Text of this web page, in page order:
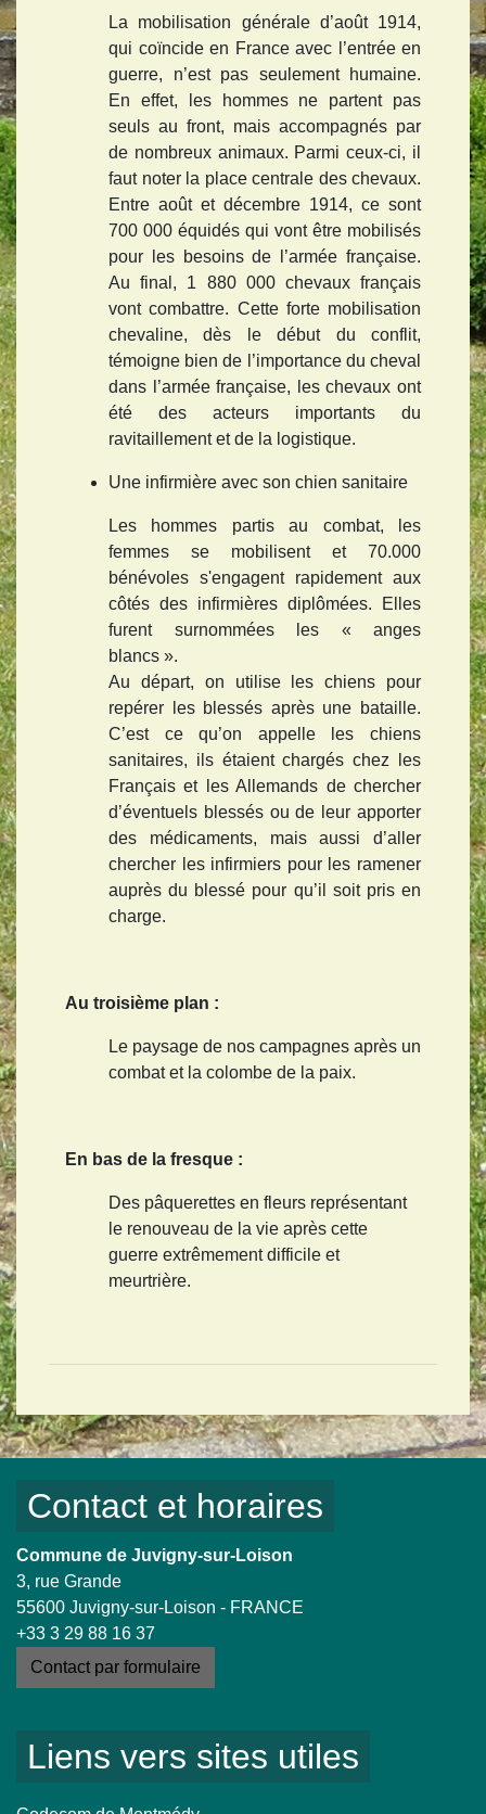
La mobilisation générale d’août 1914,
qui coïncide en France avec l’entrée en
guerre, n’est pas seulement humaine.
En effet, les hommes ne partent pas
seuls au front, mais accompagnés par
de nombreux animaux. Parmi ceux-ci, il
faut noter la place centrale des chevaux.
Entre août et décembre 1914, ce sont
700 000 équidés qui vont être mobilisés
pour les besoins de l’armée française.
Au final, 1 880 000 chevaux français
vont combattre. Cette forte mobilisation
chevaline, dès le début du conflit,
témoigne bien de l’importance du cheval
dans l’armée française, les chevaux ont
été des acteurs importants du
ravitaillement et de la logistique.
Une infirmière avec son chien sanitaire
Les hommes partis au combat, les
femmes se mobilisent et 70.000
bénévoles s'engagent rapidement aux
côtés des infirmières diplômées. Elles
furent surnommées les « anges
blancs ».
Au départ, on utilise les chiens pour
repérer les blessés après une bataille.
C’est ce qu’on appelle les chiens
sanitaires, ils étaient chargés chez les
Français et les Allemands de chercher
d’éventuels blessés ou de leur apporter
des médicaments, mais aussi d’aller
chercher les infirmiers pour les ramener
auprès du blessé pour qu’il soit pris en
charge.
Au troisième plan :
Le paysage de nos campagnes après un
combat et la colombe de la paix.
En bas de la fresque :
Des pâquerettes en fleurs représentant
le renouveau de la vie après cette
guerre extrêmement difficile et
meurtrière.
Contact et horaires
Commune de Juvigny-sur-Loison
3, rue Grande
55600 Juvigny-sur-Loison - FRANCE
+33 3 29 88 16 37
Contact par formulaire
Liens vers sites utiles